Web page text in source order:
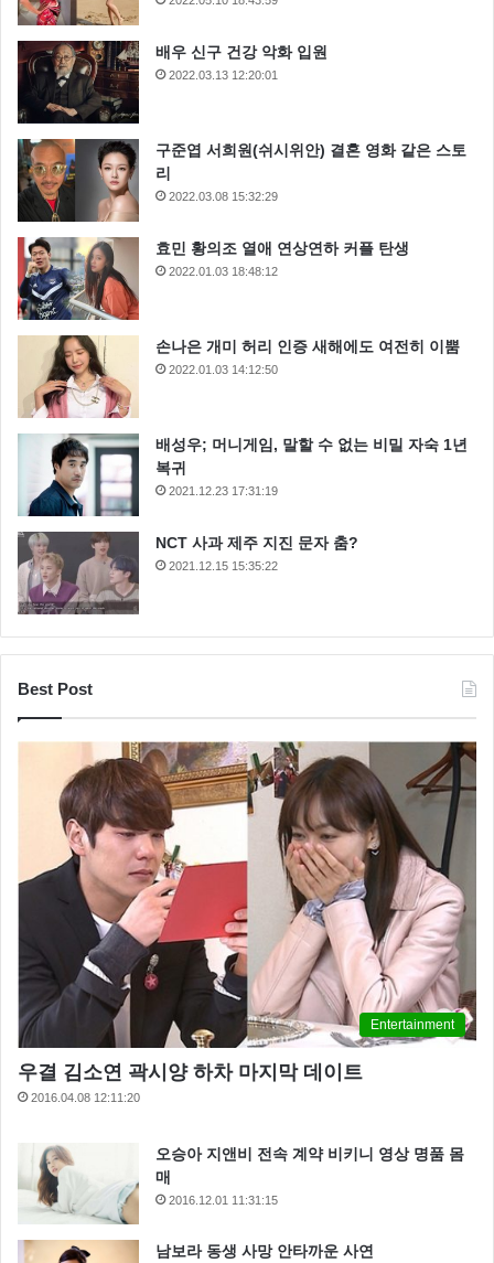
배우 신구 건강 악화 입원
2022.03.13 12:20:01
구준엽 서희원(쉬시위안) 결혼 영화 같은 스토
리
2022.03.08 15:32:29
효민 황의조 열애 연상연하 커플 탄생
2022.01.03 18:48:12
손나은 개미 허리 인증 새해에도 여전히 이뿜
2022.01.03 14:12:50
배성우; 머니게임, 말할 수 없는 비밀 자숙 1년
복귀
2021.12.23 17:31:19
NCT 사과 제주 지진 문자 춤?
2021.12.15 15:35:22
Best Post
Entertainment
우결 김소연 곽시양 하차 마지막 데이트
2016.04.08 12:11:20
오승아 지앤비 전속 계약 비키니 영상 명품 몸
매
2016.12.01 11:31:15
남보라 동생 사망 안타까운 사연